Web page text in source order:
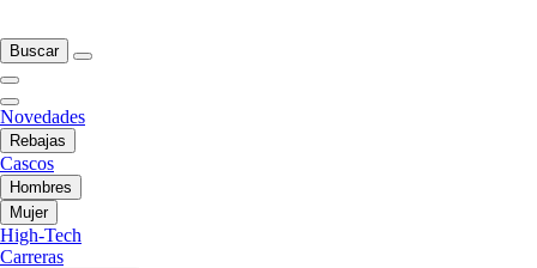
Buscar
Novedades
Rebajas
Cascos
Hombres
Mujer
High-Tech
Carreras